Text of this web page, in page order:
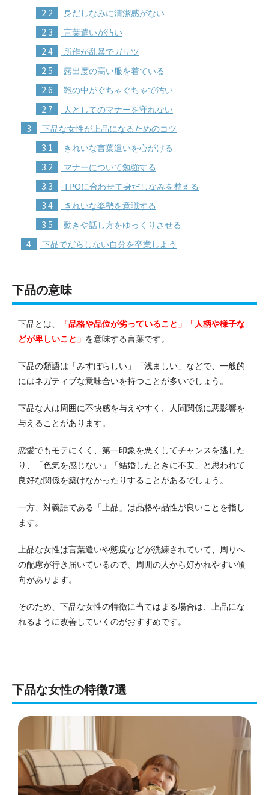
2.2 身だしなみに清潔感がない
2.3 言葉遣いが汚い
2.4 所作が乱暴でガサツ
2.5 露出度の高い服を着ている
2.6 鞄の中がぐちゃぐちゃで汚い
2.7 人としてのマナーを守れない
3 下品な女性が上品になるためのコツ
3.1 きれいな言葉遣いを心がける
3.2 マナーについて勉強する
3.3 TPOに合わせて身だしなみを整える
3.4 きれいな姿勢を意識する
3.5 動きや話し方をゆっくりさせる
4 下品でだらしない自分を卒業しよう
下品の意味
下品とは、
「品格や品位が劣っていること」「人柄や様子な
どが卑しいこと」 を意味する言葉です。
下品の類語は「みすぼらしい」「浅ましい」などで、一般的
にはネガティブな意味合いを持つことが多いでしょう。
下品な人は周囲に不快感を与えやすく、人間関係に悪影響を
与えることがあります。
恋愛でもモテにくく、第一印象を悪くしてチャンスを逃した
り、「色気を感じない」「結婚したときに不安」と思われて
良好な関係を築けなかったりすることがあるでしょう。
一方、対義語である「上品」は品格や品性が良いことを指し
ます。
上品な女性は言葉遣いや態度などが洗練されていて、周りへ
の配慮が行き届いているので、周囲の人から好かれやすい傾
向があります。
そのため、下品な女性の特徴に当てはまる場合は、上品にな
れるように改善していくのがおすすめです。
下品な女性の特徴7選